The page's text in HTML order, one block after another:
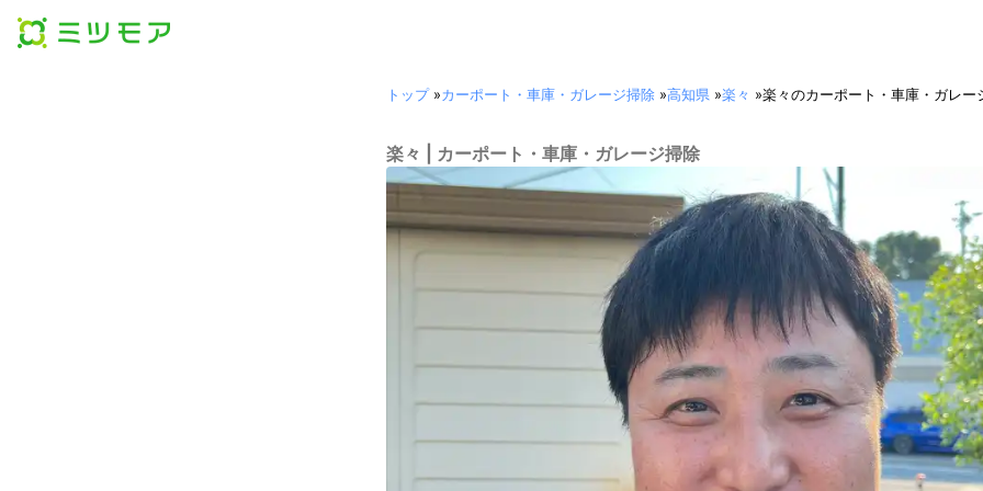
トップ»カーポート・車庫・ガレージ掃除 »高知県 »楽々 »楽々のカーポート・車庫・ガレー
楽々 | カーポート・車庫・ガレージ掃除